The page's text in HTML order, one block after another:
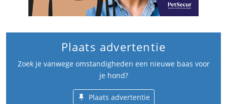
Plaats advertentie
Zoek je vanwege omstandigheden een nieuwe baas voor
je hond?
Plaats advertentie